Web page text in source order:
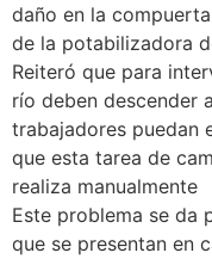
daño en la
de la potabilizadora
Reiteró que para
río deben descender
trabajadores puedan
que esta tarea de
realiza manualmente
Este problema se da
que se presentan en